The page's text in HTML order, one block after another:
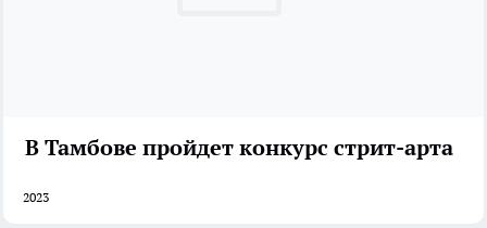
В Тамбове пройдет конкурс стрит-арта
2023